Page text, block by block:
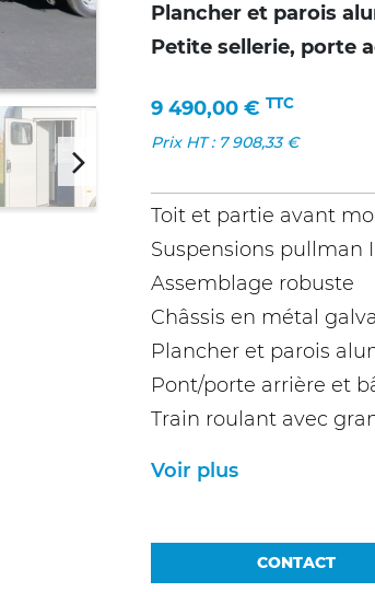
Plancher et parois
Petite sellerie, porte
9 490,00€ TTC
Prix HT : 7 908,33€
Toit et partie avant
Suspensions pullman
Assemblage robuste
Châssis en métal
Plancher et parois
Pont/porte arrière et
Train roulant avec
Voir plus
CONTACT